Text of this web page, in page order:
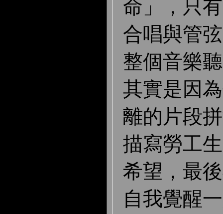
命」，只
合唱與管
整個音樂
其實是因
離的片段
描寫勞工
希望，最
自我覺醒